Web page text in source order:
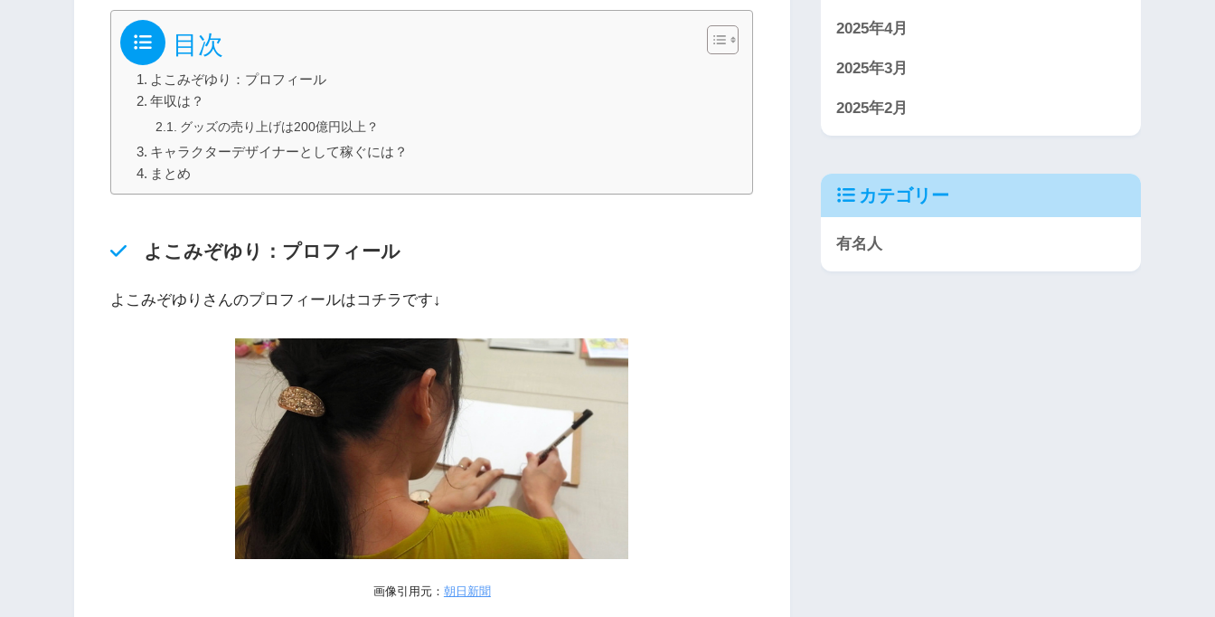
目次
よこみぞゆり：プロフィール
年収は？
グッズの売り上げは200億円以上？
キャラクターデザイナーとして稼ぐには？
まとめ
よこみぞゆり：プロフィール
よこみぞゆりさんのプロフィールはコチラです↓
画像引用元： 朝日新聞
2025年4月
2025年3月
2025年2月
カテゴリー
有名人